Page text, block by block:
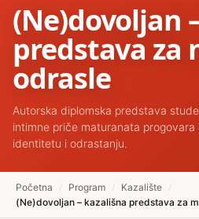
(Ne)dovoljan
predstava za
odrasle
Autorska diplomska predstava
intimne priče maturanata
identitetu i odrastanju.
Početna Program Kazalište
(Ne)dovoljan – kazališna predstava za